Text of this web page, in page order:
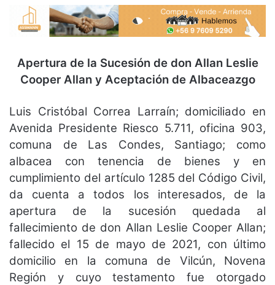
Apertura de la Sucesión de don Allan Leslie
Cooper Allan y Aceptación de Albaceazgo
Luis Cristóbal Correa Larraín; domiciliado en
Avenida Presidente Riesco 5.711, oficina 903,
comuna de Las Condes, Santiago; como
albacea con tenencia de bienes y en
cumplimiento del artículo 1285 del Código Civil,
da cuenta a todos los interesados, de la
apertura de la sucesión quedada al
fallecimiento de don Allan Leslie Cooper Allan;
fallecido el 15 de mayo de 2021, con último
domicilio en la comuna de Vilcún, Novena
Región y cuyo testamento fue otorgado